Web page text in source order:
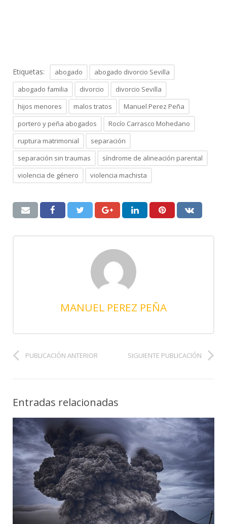
Etiquetas: abogado
abogado divorcio Sevilla
abogado familia
divorcio
divorcio Sevilla
hijos menores
malos tratos
Manuel Perez Peña
portero y peña abogados
Rocío Carrasco Mohedano
ruptura matrimonial
separación
separación sin traumas
síndrome de alineación parental
violencia de género
violencia machista
MANUEL PEREZ PEÑA
PUBLICACIÓN ANTERIOR SIGUIENTE PUBLICACIÓN
Entradas relacionadas